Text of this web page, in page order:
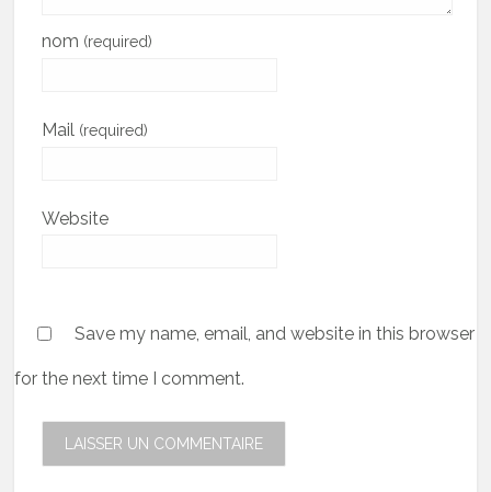
nom (required)
Mail (required)
Website
Save my name, email, and website in this browser
for the next time I comment.